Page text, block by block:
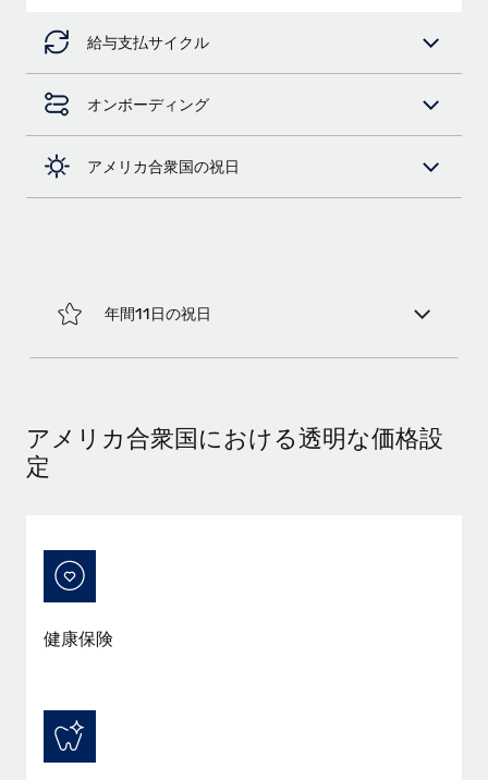
給与支払サイクル
オンボーディング
アメリカ合衆国の祝日
年間11日の祝日
アメリカ合衆国における透明な価格設
定
健康保険